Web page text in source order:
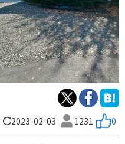
2023-02-03 1231 0